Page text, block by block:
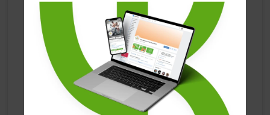
HealthStore в ТРЦ "Ковров-Молл"
г. Ковров, ул. Лопатина 7а, второй этаж, слева от
магазина "СпортМастер"
+ 7 (903) 645-25-85
с 10:00 до 21:00 (без выходных)
HealthStore + ФИТНЕС-БАР в ТРЦ "Красный кит"